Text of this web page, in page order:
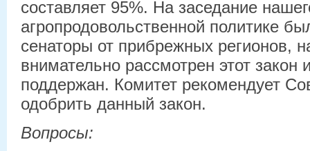
составляет 95%. На заседание
агропродовольственной политике
сенаторы от прибрежных регионов,
внимательно рассмотрен этот закон
поддержан. Комитет рекомендует
одобрить данный закон.
Вопросы: